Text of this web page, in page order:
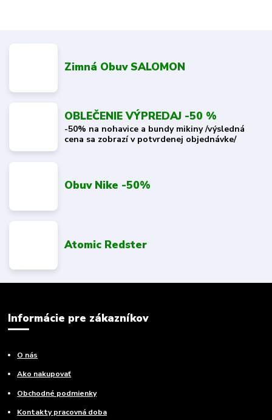
Zimná Obuv SALOMON
OBLEČENIE VÝPREDAJ -50 %
-50% na nohavice a bundy mikiny /výsledná
cena sa zobrazí v potvrdenej objednávke/
Obuv Nike -50%
Atomic Redster
Informácie pre zákazníkov
O nás
Ako nakupovať
Obchodné podmienky
Kontakty pracovná doba